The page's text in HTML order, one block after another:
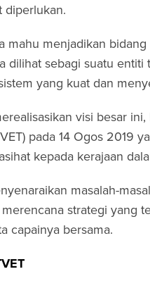
diperlukan.
mahu menjadikan
dilihat sebagi suatu
yang kuat dan
visi besar
pada 14 Ogos 2019
kepada kerajaan
masalah-
strategi yang
capainya bersama.